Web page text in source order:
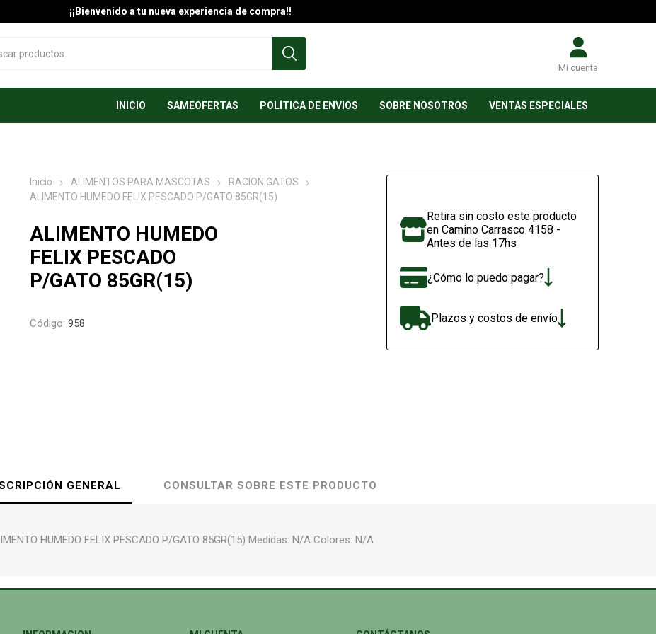
¡¡Bienvenido a tu nueva experiencia de compra!!
Mi cuenta
INICIO SAMEOFERTAS POLÍTICA DE ENVIOS SOBRE NOSOTROS VENTAS ESPECIALES
Inicio ALIMENTOS PARA MASCOTAS
RACION GATOS
ALIMENTO HUMEDO FELIX PESCADO P/GATO 85GR(15)
ALIMENTO HUMEDO
FELIX PESCADO
P/GATO 85GR(15)
Código: 958
Retira sin costo este producto
en Camino Carrasco 4158 -
Antes de las 17hs
¿Cómo lo puedo pagar?
Plazos y costos de envío
GENERAL CONSULTAR SOBRE ESTE PRODUCTO
HUMEDO FELIX PESCADO P/GATO 85GR(15) Medidas: N/A Colores: N/A